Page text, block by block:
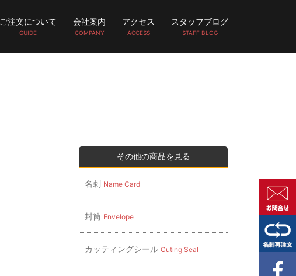
ご注文について
GUIDE
会社案内
COMPANY
アクセス
ACCESS
スタッフブログ
STAFF BLOG
その他の商品を見る
名刺 Name Card
封筒 Envelope
カッティングシール Cuting Seal